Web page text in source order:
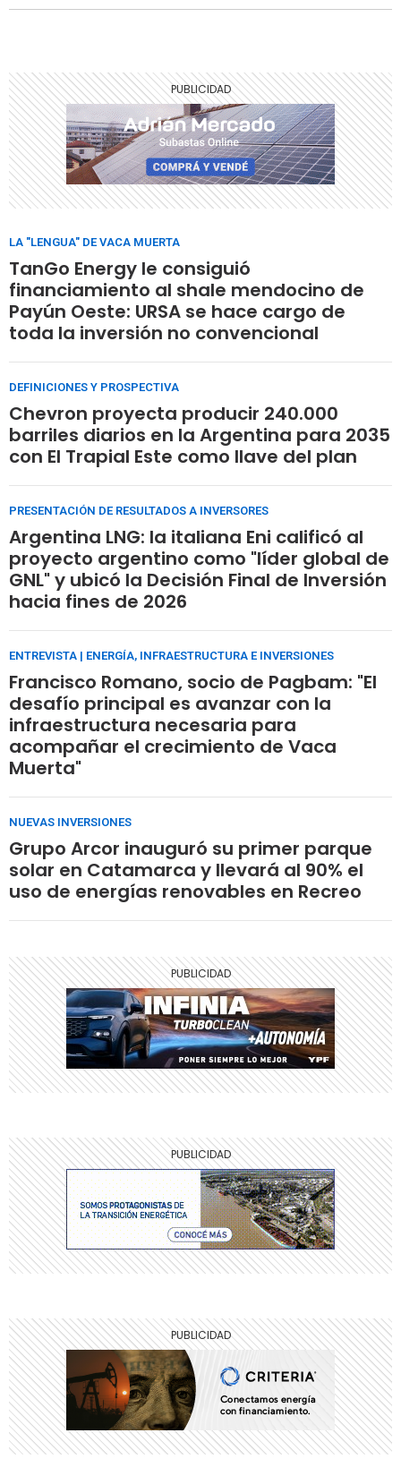
LA "LENGUA" DE VACA MUERTA
TanGo Energy le consiguió
financiamiento al shale mendocino de
Payún Oeste: URSA se hace cargo de
toda la inversión no convencional
DEFINICIONES Y PROSPECTIVA
Chevron proyecta producir 240.000
barriles diarios en la Argentina para 2035
con El Trapial Este como llave del plan
PRESENTACIÓN DE RESULTADOS A INVERSORES
Argentina LNG: la italiana Eni calificó al
proyecto argentino como "líder global de
GNL" y ubicó la Decisión Final de Inversión
hacia fines de 2026
ENTREVISTA | ENERGÍA, INFRAESTRUCTURA E INVERSIONES
Francisco Romano, socio de Pagbam: "El
desafío principal es avanzar con la
infraestructura necesaria para
acompañar el crecimiento de Vaca
Muerta"
NUEVAS INVERSIONES
Grupo Arcor inauguró su primer parque
solar en Catamarca y llevará al 90% el
uso de energías renovables en Recreo